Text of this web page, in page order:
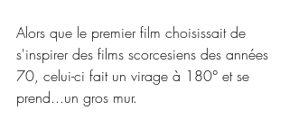
Alors que le premier film choisissait de
s'inspirer des films scorcesiens des années
70, celui-ci fait un virage à 180° et se
prend...un gros mur.